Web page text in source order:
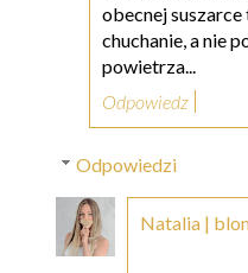
obecnej
chuchanie, a nie
powietrza...
Odpowiedz
Odpowiedzi
Natalia |